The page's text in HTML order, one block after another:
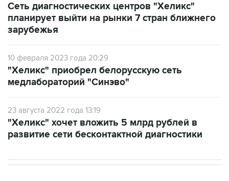
Сеть диагностических центров "Хеликс"
планирует выйти на рынки 7 стран ближнего
зарубежья
10 февраля 2023 года 20:29
"Хеликс" приобрел белорусскую сеть
медлабораторий "Синэво"
23 августа 2022 года 13:19
"Хеликс" хочет вложить 5 млрд рублей в
развитие сети бесконтактной диагностики